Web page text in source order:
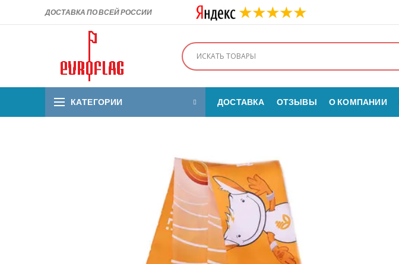
ДОСТАВКА ПО ВСЕЙ РОССИИ
КАТЕГОРИИ ДОСТАВКА ОТЗЫВЫ О КОМПАНИИ